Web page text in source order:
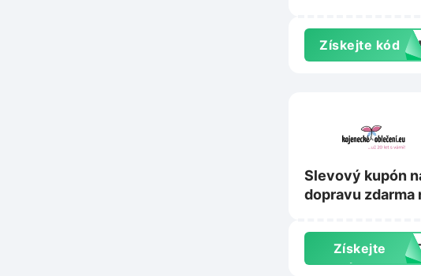
Bambule.cz
Získejte kód
Slevový kupón
dopravu zdarma
obleceni.eu
Získejte
slevu